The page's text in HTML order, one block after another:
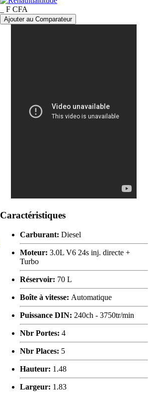
_ F CFA
Ajouter au Comparateur
Caractéristiques
Carburant: Diesel
Moteur: 3.0L V6 24s inj. directe +
Turbo
Réservoir: 70 L
Boîte à vitesse: Automatique
Puissance DIN: 240ch - 3750tr/min
Nbr Portes: 4
Nbr Places: 5
Hauteur: 1.48
Largeur: 1.83